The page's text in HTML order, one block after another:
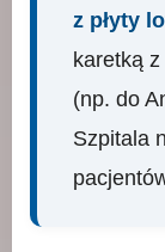
z płyty
karetką
(np. do
Szpitala